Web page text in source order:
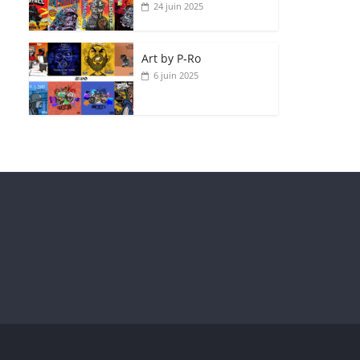
24 juin 2025
Art by P‑Ro
6 juin 2025